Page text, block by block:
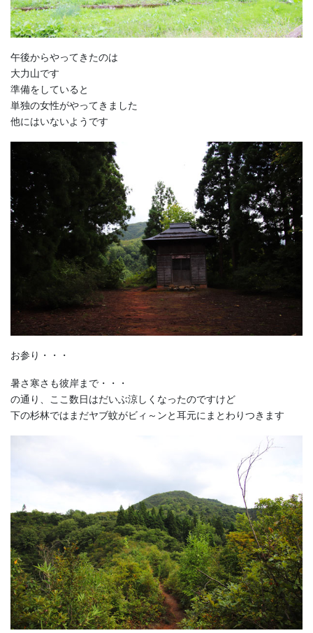
午後からやってきたのは
大力山です
準備をしていると
単独の女性がやってきました
他にはいないようです
お参り・・・
暑さ寒さも彼岸まで・・・
の通り、ここ数日はだいぶ涼しくなったのですけど
下の杉林ではまだヤブ蚊がビィ～ンと耳元にまとわりつきます